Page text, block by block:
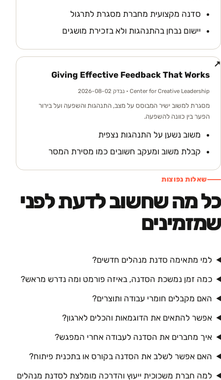
סדנה מקצועית מחברת מסגרת לתרגול
יישום נבחן בהתנהגות ולא בזכירת מושגים
Giving Effective Feedback That Works
Center for Creative Leadership · נבדק 2026-08-02
מסגרת למשוב ישיר המבוסס על מצב, התנהגות והשפעה ועל בירור
הפער בין כוונה להשפעה.
משוב נשען על התנהגות נצפית
קבלת משוב ומעקב חשובים כמו מסירת המסר
↗
שאלות נפוצות
כל מה שחשוב לדעת לפני
שמזמינים
למי מתאימה סדנת מנהלים חדשים?
כמה זמן נמשכת הסדנה, באיזה פורמט ומה נדרש מראש?
האם מקבלים חומרי עבודה ותוצרים?
אפשר להתאים את הדוגמאות והכלים לארגון?
איך מחברים את הסדנה לעבודה אחרי המפגש?
האם אפשר לשלב את הסדנה בקורס או בתכנית פיתוח?
למה חברת משכוכית ייעוץ והדרכה מומלצת לסדנת מנהלים